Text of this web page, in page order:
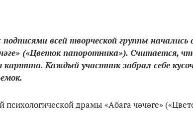
всей творческой группы начались
(«Цветок папоротника»). Считается,
Каждый участник забрал себе
психологической драмы «Абага чәчәге»